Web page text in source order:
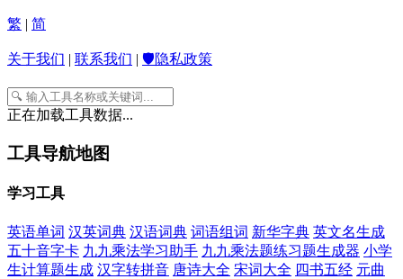
繁 | 简
关于我们 | 联系我们 | 🛡️隐私政策
正在加载工具数据...
工具导航地图
学习工具
英语单词 汉英词典 汉语词典 词语组词 新华字典 英文名生成
五十音字卡 九九乘法学习助手 九九乘法题练习题生成器 小学
生计算题生成 汉字转拼音 唐诗大全 宋词大全 四书五经 元曲